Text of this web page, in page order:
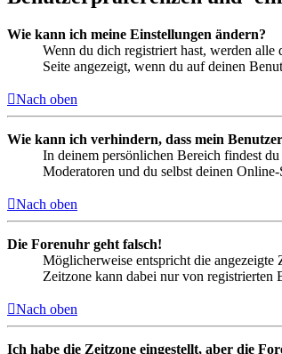
Wie kann ich meine Einstellungen ändern?
Wenn du dich registriert hast, werden
Seite angezeigt, wenn du auf deinen
Nach oben
Wie kann ich verhindern, dass mein
In deinem persönlichen Bereich findest
Moderatoren und du selbst deinen
Nach oben
Die Forenuhr geht falsch!
Möglicherweise entspricht die
Zeitzone kann dabei nur von registrierten
Nach oben
Ich habe die Zeitzone eingestellt, aber die